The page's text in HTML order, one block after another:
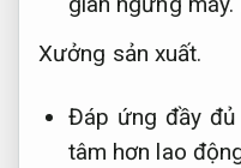
Xưởng sản xuất.
Đáp ứng đầy đủ
tâm hơn lao